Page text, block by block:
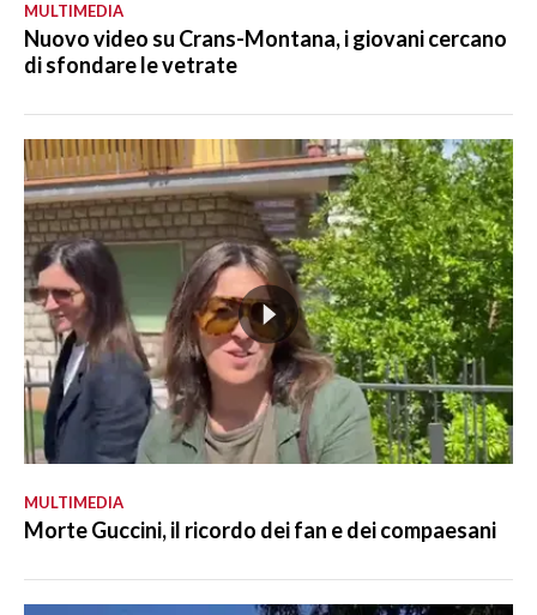
MULTIMEDIA
Nuovo video su Crans-Montana, i giovani cercano
di sfondare le vetrate
MULTIMEDIA
Morte Guccini, il ricordo dei fan e dei compaesani